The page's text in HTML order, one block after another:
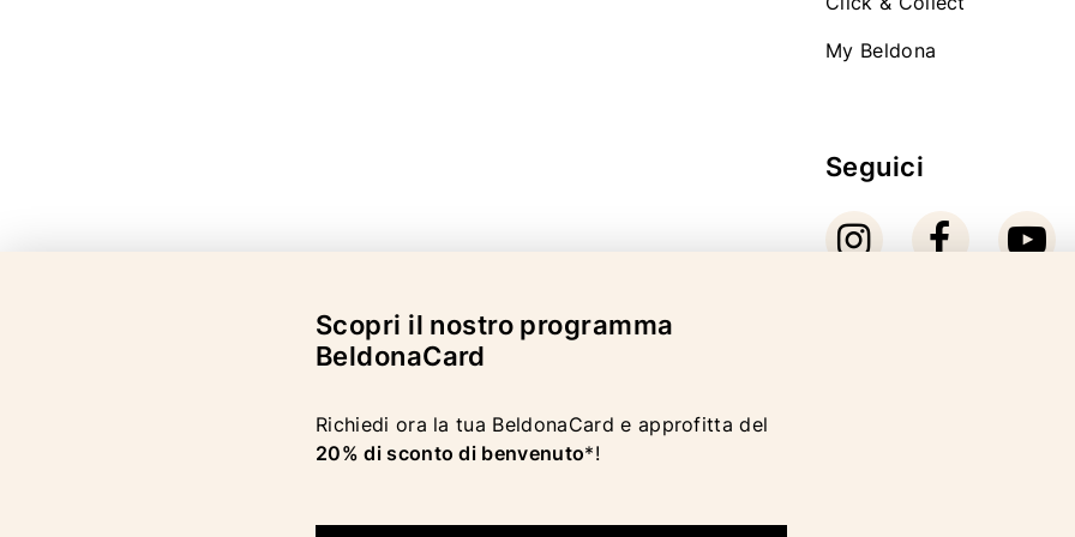
My Beldona
Seguici
Scopri il nostro programma
BeldonaCard
Richiedi ora la tua BeldonaCard e approfitta del
20% di sconto di benvenuto*!